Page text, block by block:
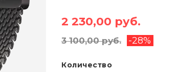
2 230,00 руб.
3 100,00 руб. -28%
Количество